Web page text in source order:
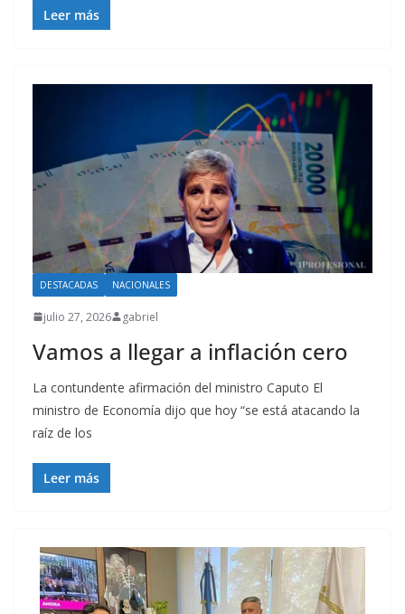
Leer más
DESTACADAS NACIONALES
julio 27, 2026 gabriel
Vamos a llegar a inflación cero
La contundente afirmación del ministro Caputo El
ministro de Economía dijo que hoy “se está atacando la
raíz de los
Leer más